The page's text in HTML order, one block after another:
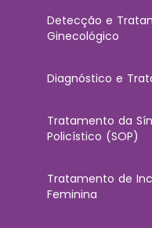
Detecção e
Ginecológico
Diagnóstico e
Tratamento da
Policístico (SOP)
Tratamento de
Feminina